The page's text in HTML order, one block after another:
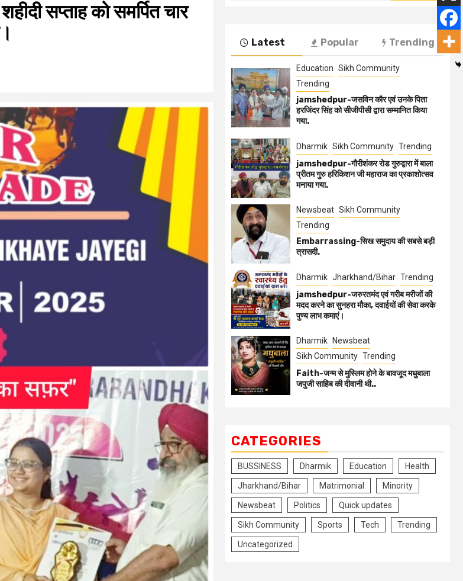
सप्ताह को समर्पित चार
Latest Popular Trending
Education Sikh Community
Trending
jamshedpur-जसविन कौर एवं उनके पिता
हरजिंदर सिंह को सीजीपीसी द्वारा सम्मानित किया
गया.
Dharmik Sikh Community Trending
jamshedpur-गौरीशंकर रोड गुरुद्वारा में बाला
प्रीतम गुरु हरिकिशन जी महाराज का प्रकाशोत्सव
मनाया गया.
Newsbeat Sikh Community
Trending
Embarrassing-सिख समुदाय की सबसे बड़ी
त्रासदी.
Dharmik Jharkhand/Bihar Trending
jamshedpur-जरुरतमंद एवं गरीब मरीजों की
मदद करने का सुनहरा मौका, दवाईयों की सेवा करके
पुण्य लाभ कमाएं।
Dharmik
Newsbeat
Sikh Community Trending
Faith-जन्म से मुस्लिम होने के बावजूद मधुबाला
जपुजी साहिब की दीवानी थी..
CATEGORIES
BUSSINESS Dharmik Education Health
Jharkhand/Bihar Matrimonial Minority
Newsbeat Politics Quick updates
Sikh Community Sports Tech Trending
Uncategorized